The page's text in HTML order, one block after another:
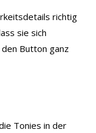
richtig
sie sich
Button ganz
Tonies in der